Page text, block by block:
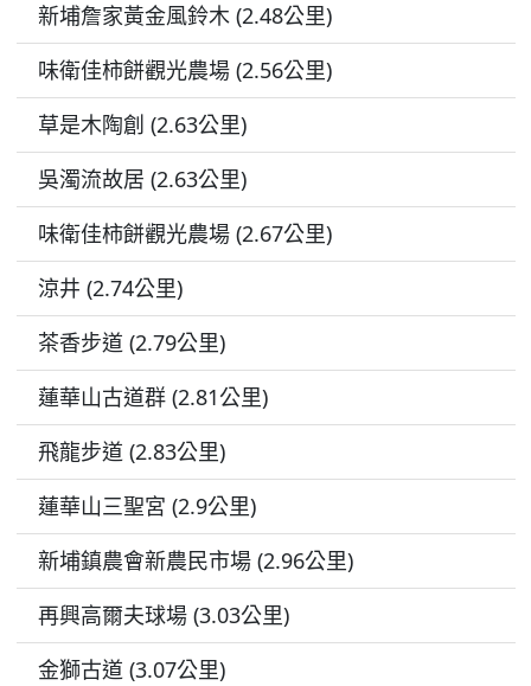
新埔詹家黃金風鈴木 (2.48公里)
味衛佳柿餅觀光農場 (2.56公里)
草是木陶創 (2.63公里)
吳濁流故居 (2.63公里)
味衛佳柿餅觀光農場 (2.67公里)
涼井 (2.74公里)
茶香步道 (2.79公里)
蓮華山古道群 (2.81公里)
飛龍步道 (2.83公里)
蓮華山三聖宮 (2.9公里)
新埔鎮農會新農民市場 (2.96公里)
再興高爾夫球場 (3.03公里)
金獅古道 (3.07公里)